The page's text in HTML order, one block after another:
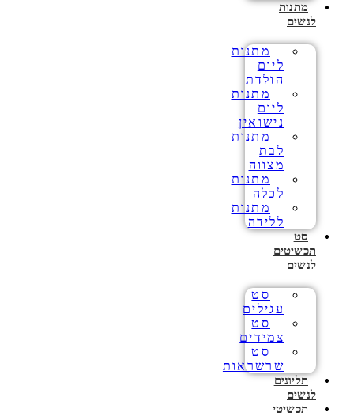
מתנות
לנשים
מתנות
ליום
הולדת
מתנות
ליום
נישואין
מתנות
לבת
מצווה
מתנות
לכלה
מתנות
ללידה
סט
תכשיטים
לנשים
סט
עגילים
סט
צמידים
סט
שרשראות
תליונים
לנשים
תכשיטי